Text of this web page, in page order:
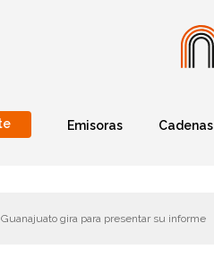
Emisoras Cadenas
gira para presentar su informe